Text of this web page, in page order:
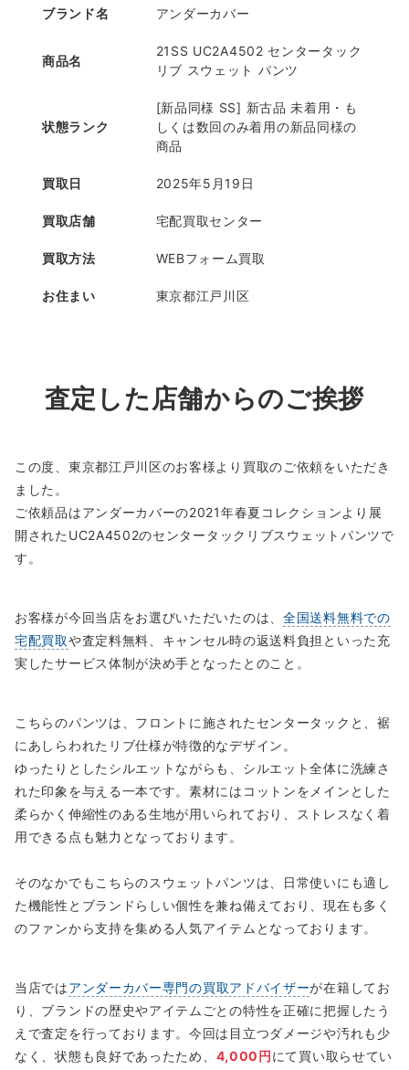
ブランド名 アンダーカバー
商品名
21SS UC2A4502 センタータック
リブ スウェット パンツ
状態ランク
[新品同様 SS] 新古品 未着用・も
しくは数回のみ着用の新品同様の
商品
買取日 2025年5月19日
買取店舗 宅配買取センター
買取方法 WEBフォーム買取
お住まい 東京都江戸川区
査定した店舗からのご挨拶
この度、東京都江戸川区のお客様より買取のご依頼をいただき
ました。
ご依頼品はアンダーカバーの2021年春夏コレクションより展
開されたUC2A4502のセンタータックリブスウェットパンツで
す。
お客様が今回当店をお選びいただいたのは、 全国送料無料での
宅配買取や査定料無料、キャンセル時の返送料負担といった充
実したサービス体制が決め手となったとのこと。
こちらのパンツは、フロントに施されたセンタータックと、裾
にあしらわれたリブ仕様が特徴的なデザイン。
ゆったりとしたシルエットながらも、シルエット全体に洗練さ
れた印象を与える一本です。素材にはコットンをメインとした
柔らかく伸縮性のある生地が用いられており、ストレスなく着
用できる点も魅力となっております。
そのなかでもこちらのスウェットパンツは、日常使いにも適し
た機能性とブランドらしい個性を兼ね備えており、現在も多く
のファンから支持を集める人気アイテムとなっております。
当店ではアンダーカバー専門の買取アドバイザーが在籍してお
り、ブランドの歴史やアイテムごとの特性を正確に把握したう
えで査定を行っております。今回は目立つダメージや汚れも少
なく、状態も良好であったため、 4,000円にて買い取らせてい